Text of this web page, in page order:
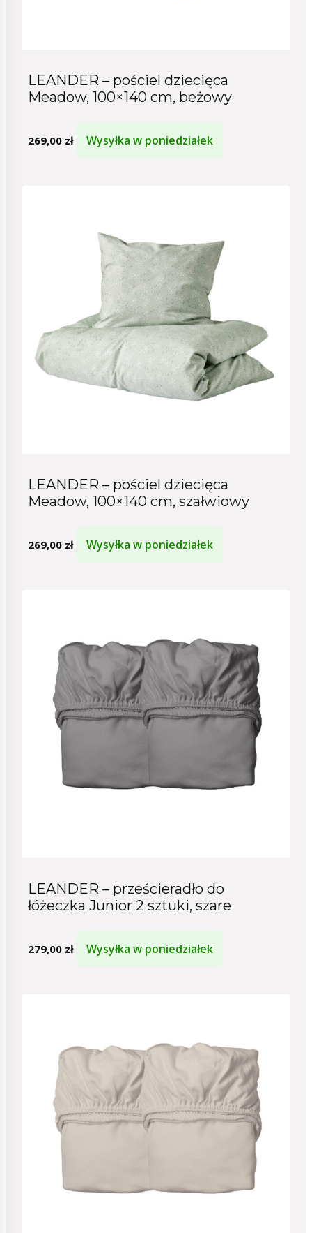
LEANDER – pościel dziecięca
Meadow, 100×140 cm, beżowy
269,00 zł Wysyłka w poniedziałek
LEANDER – pościel dziecięca
Meadow, 100×140 cm, szałwiowy
269,00 zł Wysyłka w poniedziałek
LEANDER – prześcieradło do
łóżeczka Junior 2 sztuki, szare
279,00 zł Wysyłka w poniedziałek